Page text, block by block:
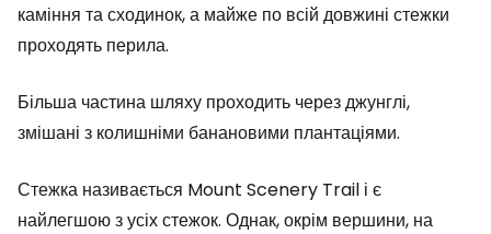
каміння та сходинок, а майже по всій довжині стежки
проходять перила.
Більша частина шляху проходить через джунглі,
змішані з колишніми банановими плантаціями.
Стежка називається Mount Scenery Trail і є
найлегшою з усіх стежок. Однак, окрім вершини, на